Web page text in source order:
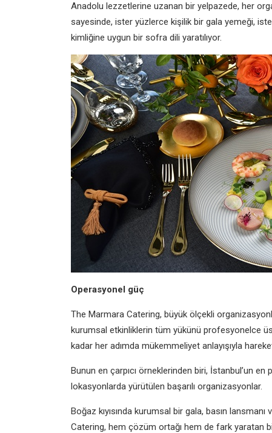
Anadolu lezzetlerine uzanan bir yelpazede, her
sayesinde, ister yüzlerce kişilik bir gala yemeği,
kimliğine uygun bir sofra dili yaratılıyor.
Operasyonel güç
The Marmara Catering, büyük ölçekli
kurumsal etkinliklerin tüm yükünü profesyonelce
kadar her adımda mükemmeliyet anlayışıyla
Bunun en çarpıcı örneklerinden biri, İstanbul’un en
lokasyonlarda yürütülen başarılı organizasyonlar.
Boğaz kıyısında kurumsal bir gala, basın
Catering, hem çözüm ortağı hem de fark yaratan